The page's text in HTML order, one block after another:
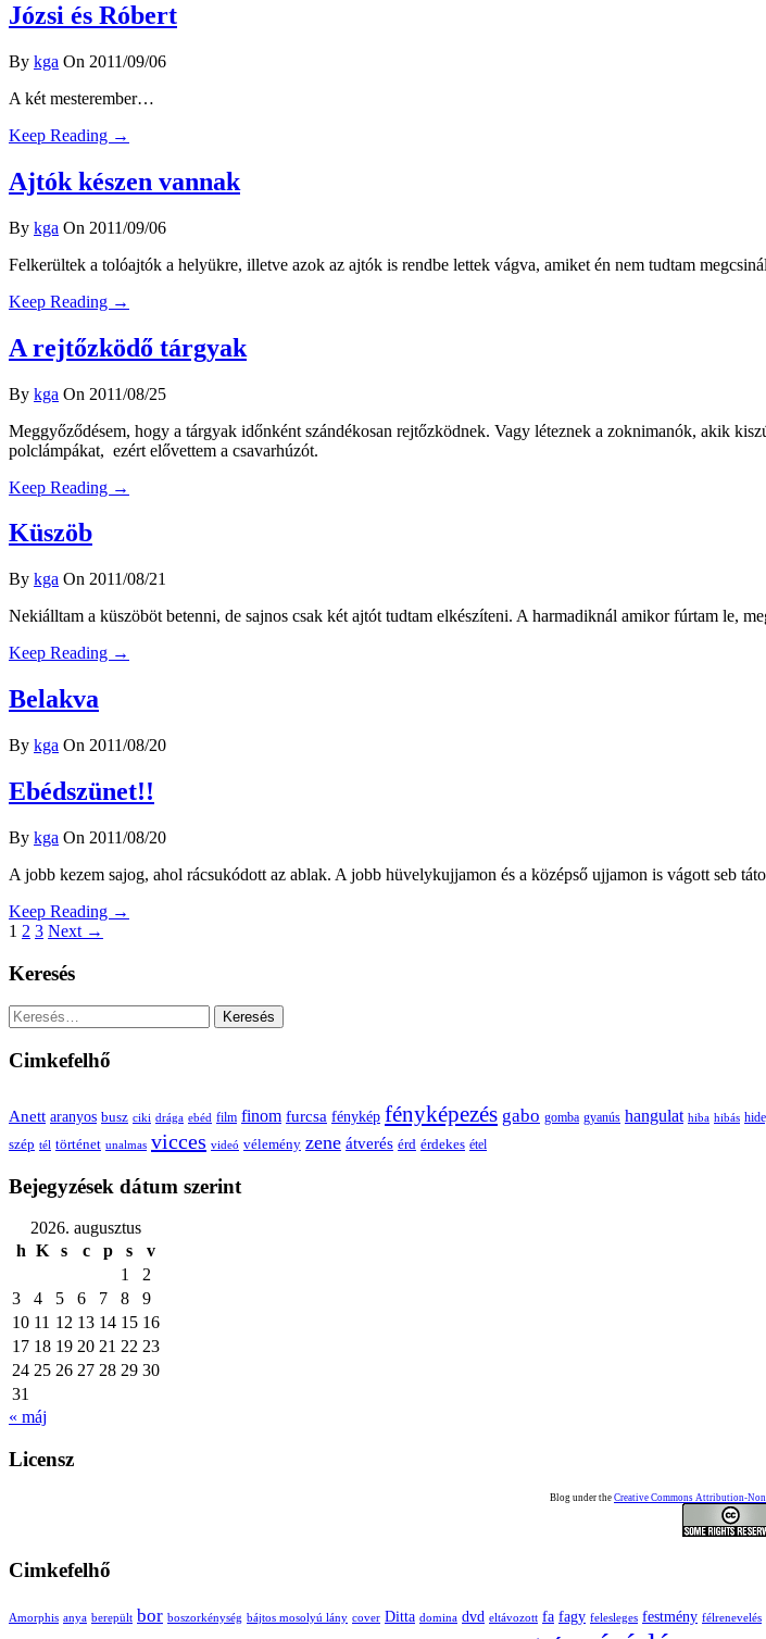
Józsi és Róbert
By kga On 2011/09/06
A két mesterember…
Keep Reading →
Ajtók készen vannak
By kga On 2011/09/06
Felkerültek a tolóajtók a helyükre, illetve azok az ajtók is rendbe lettek vágva, amiket én nem tudtam
Keep Reading →
A rejtőzködő tárgyak
By kga On 2011/08/25
Meggyőződésem, hogy a tárgyak időnként szándékosan rejtőzködnek. Vagy léteznek a zoknimanók, akik
polclámpákat, ezért elővettem a csavarhúzót.
Keep Reading →
Küszöb
By kga On 2011/08/21
Nekiálltam a küszöböt betenni, de sajnos csak két ajtót tudtam elkészíteni. A harmadiknál amikor fúrtam le,
Keep Reading →
Belakva
By kga On 2011/08/20
Ebédszünet!!
By kga On 2011/08/20
A jobb kezem sajog, ahol rácsukódott az ablak. A jobb hüvelykujjamon és a középső ujjamon is vágott seb
Keep Reading →
1 2 3 Next →
Keresés
Keresés:
Cimkefelhő
Anett aranyos busz ciki drága ebéd film finom furcsa fénykép fényképezés gabo gomba gyanús hangulat hiba hibás
szép tél történet unalmas vicces videó vélemény zene átverés érd érdekes étel
Bejegyzések dátum szerint
2026. augusztus
h K s c p s
v
1
2
3
4 5 6 7 8
9
10 11 12 13 14 15 16
17 18 19 20 21 22 23
24 25 26 27 28 29 30
31
« máj
Licensz
Blog under the Creative Commons Attribution-
Cimkefelhő
Amorphis anya berepült bor boszorkénység bájtos mosolyú lány cover Ditta domina dvd eltávozott fa fagy felesleges festmény félrenevelés